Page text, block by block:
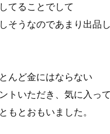
てることでして
そうなのであまり出品
んど金にはならない
トいただき、気に入っ
もとおもいました。